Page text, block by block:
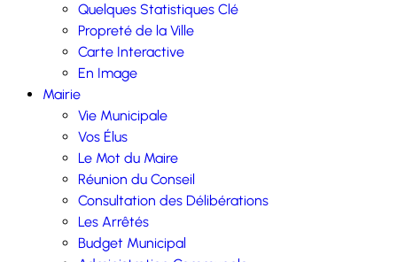
Quelques Statistiques Clé
Propreté de la Ville
Carte Interactive
En Image
Mairie
Vie Municipale
Vos Élus
Le Mot du Maire
Réunion du Conseil
Consultation des Délibérations
Les Arrêtés
Budget Municipal